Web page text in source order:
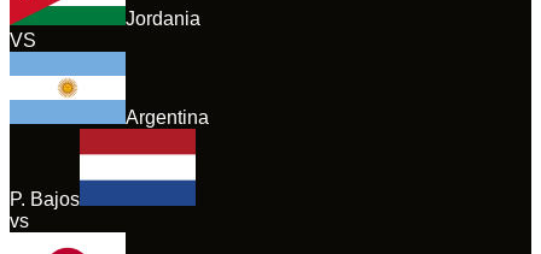
Jordania
VS
Argentina
P. Bajos
vs